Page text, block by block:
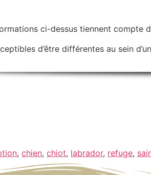
ci-dessus tiennent compte
d’être différentes au sein
, chien, chiot, labrador, refuge,